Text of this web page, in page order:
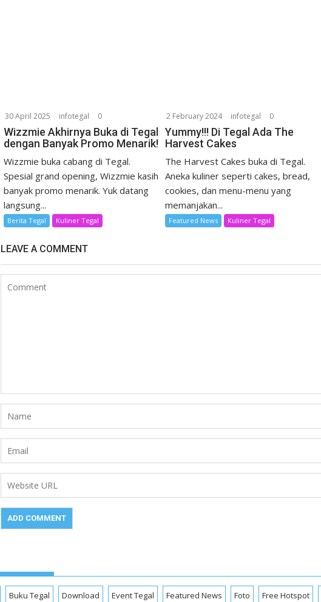
30 April 2025 infotegal 0
Wizzmie Akhirnya Buka di Tegal
dengan Banyak Promo Menarik!
Wizzmie buka cabang di Tegal.
Spesial grand opening, Wizzmie kasih
banyak promo menarik. Yuk datang
langsung...
Berita Tegal Kuliner Tegal
2 February 2024 infotegal 0
Yummy!!! Di Tegal Ada The
Harvest Cakes
The Harvest Cakes buka di Tegal.
Aneka kuliner seperti cakes, bread,
cookies, dan menu-menu yang
memanjakan...
Featured News Kuliner Tegal
LEAVE A COMMENT
Buku Tegal Download Event Tegal Featured News Foto Free Hotspot